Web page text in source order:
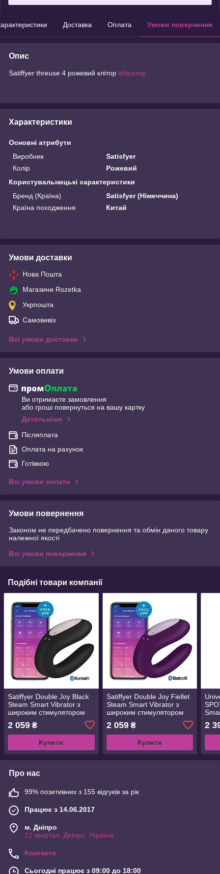
Доставка Оплата Умови повернення
Опис
Satiffyer threuse 4 рожевий клітор вібратор
Характеристики
Основні атрибути
Виробник
Satisfyer
Колір
Рожевий
Користувальницькі характеристики
Бренд (Країна)
Satisfyer (Німеччина)
Країна походження
Китай
Умови доставки
Нова Пошта
Магазини Rozetka
Укрпошта
Самовивіз
Всі умови доставки
Умови оплати
Ви отримаєте замовлення
або гроші повернуться на вашу картку
Детальніше
Післяплата
Оплата на рахунок
Готівкою
Всі умови оплати
Умови повернення
Законом не передбачено повернення та обмін даного товару
належної якості
Всі умови повернення
Подібні товари компанії
Satiffyer Double Joy Black
Steam Smart Vibrator з
широким стимулятором
2 059 ₴
Купити
Satiffyer Double Joy Fiellet
Steam Smart Vibrator з
широким стимулятором
2 059₴
Купити
2
Про нас
99% позитивних з 155 відгуків за рік
Працює з 14.06.2017
м. Дніпро
12 квартал, Дніпро, Україна
Контакти
Сьогодні працює з 09:00 до 18:00